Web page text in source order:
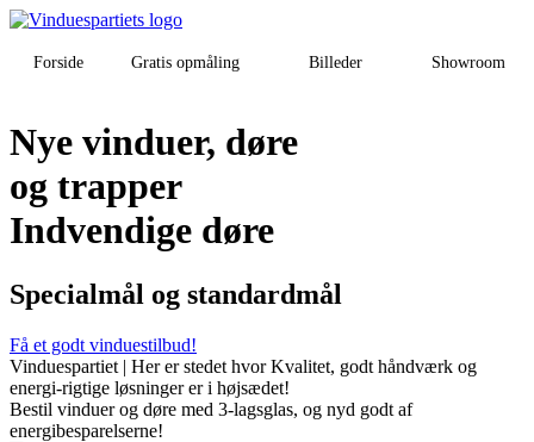
Forside Gratis opmåling Billeder Showroom
Nye vinduer, døre
og trapper
Indvendige døre
Specialmål og standardmål
Få et godt vinduestilbud!
Vinduespartiet | Her er stedet hvor Kvalitet, godt håndværk og
energi-rigtige løsninger er i højsædet!
Bestil vinduer og døre med 3-lagsglas, og nyd godt af
energibesparelserne!